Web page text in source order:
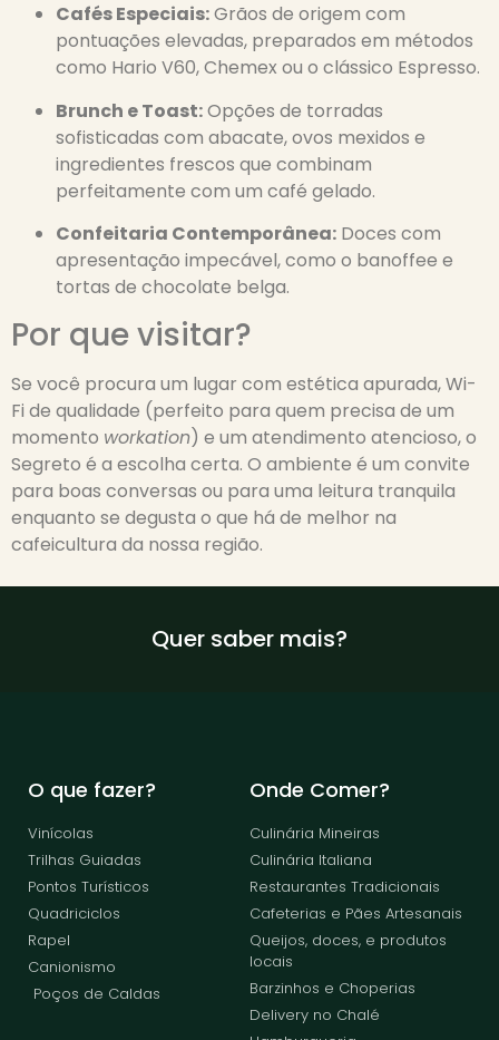
Cafés Especiais:Grãos de origem com
pontuações elevadas, preparados em métodos
como Hario V60, Chemex ou o clássico Espresso.
Brunch e Toast:Opções de torradas
sofisticadas com abacate, ovos mexidos e
ingredientes frescos que combinam
perfeitamente com um café gelado.
Confeitaria Contemporânea: Doces com
apresentação impecável, como o banoffee e
tortas de chocolate belga.
Por que visitar?
Se você procura um lugar com estética apurada, Wi-
Fi de qualidade (perfeito para quem precisa de um
momento workation) e um atendimento atencioso, o
Segreto é a escolha certa. O ambiente é um convite
para boas conversas ou para uma leitura tranquila
enquanto se degusta o que há de melhor na
cafeicultura da nossa região.
Quer saber mais?
O que fazer?
Vinícolas
Trilhas Guiadas
Pontos Turísticos
Quadriciclos
Rapel
Canionismo
Poços de Caldas
Onde Comer?
Culinária Mineiras
Culinária Italiana
Restaurantes Tradicionais
Cafeterias e Pães Artesanais
Queijos, doces, e produtos
locais
Barzinhos e Choperias
Delivery no Chalé